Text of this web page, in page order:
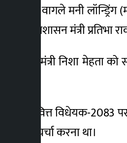
स्वर्णिम वागले मनी
सामान्य प्रशासन मंत्री
स्वच्छता मंत्री निशा
एजेंडा वित्त विधेयक-2083
चर्चा करना था।